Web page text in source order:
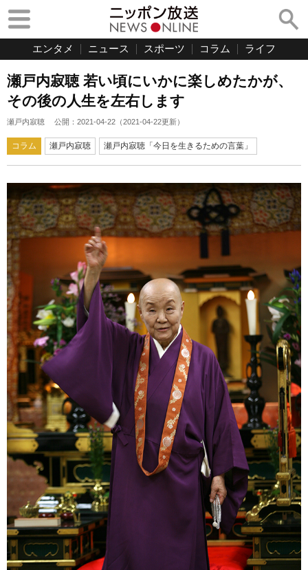
エンタメ ニュース スポーツ コラム ライフ
瀬戸内寂聴 若い頃にいかに楽しめたかが、
その後の人生を左右します
瀬戸内寂聴 公開： 2021-04-22 （2021-04-22更新）
コラム 瀬戸内寂聴 瀬戸内寂聴「今日を生きるための言葉」